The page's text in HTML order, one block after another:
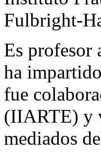
Fulbright-
Es profesor
ha
fue
(IIARTE) y
mediados